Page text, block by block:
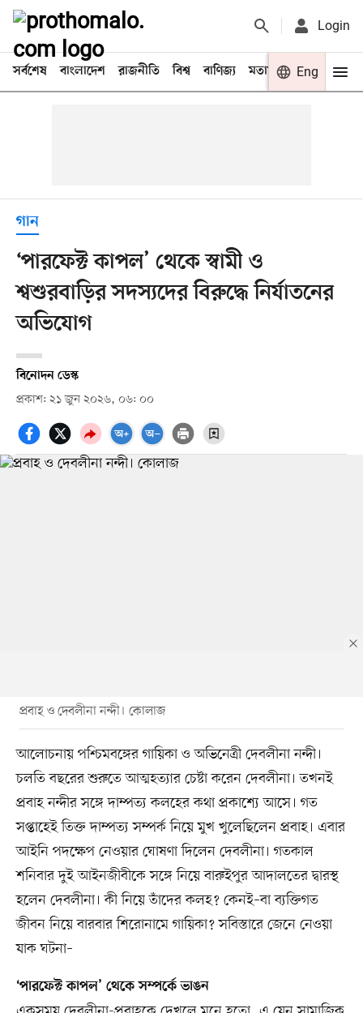
Login
সর্বশেষ বাংলাদেশ রাজনীতি বিশ্ব বাণিজ্য মতামত খেলা
Eng
গান
‘পারফেক্ট কাপল’ থেকে স্বামী ও
শ্বশুরবাড়ির সদস্যদের বিরুদ্ধে নির্যাতনের
অভিযোগ
বিনোদন ডেস্ক
প্রকাশ: ২১ জুন ২০২৬, ০৬: ০০
প্রবাহ ও দেবলীনা নন্দী। কোলাজ
আলোচনায় পশ্চিমবঙ্গের গায়িকা ও অভিনেত্রী দেবলীনা নন্দী।
চলতি বছরের শুরুতে আত্মহত্যার চেষ্টা করেন দেবলীনা। তখনই
প্রবাহ নন্দীর সঙ্গে দাম্পত্য কলহের কথা প্রকাশ্যে আসে। গত
সপ্তাহেই তিক্ত দাম্পত্য সম্পর্ক নিয়ে মুখ খুলেছিলেন প্রবাহ। এবার
আইনি পদক্ষেপ নেওয়ার ঘোষণা দিলেন দেবলীনা। গতকাল
শনিবার দুই আইনজীবীকে সঙ্গে নিয়ে বারুইপুর আদালতের দ্বারস্থ
হলেন দেবলীনা। কী নিয়ে তাঁদের কলহ? কেনই–বা ব্যক্তিগত
জীবন নিয়ে বারবার শিরোনামে গায়িকা? সবিস্তারে জেনে নেওয়া
যাক ঘটনা–
‘পারফেক্ট কাপল’ থেকে সম্পর্কে ভাঙন